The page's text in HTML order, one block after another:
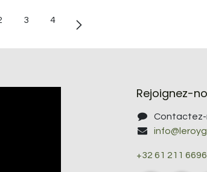
3 4
Rejoignez-
Contactez-
+32 61 211 6696